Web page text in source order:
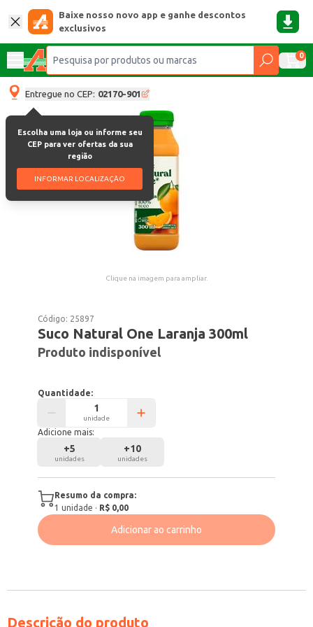
Baixe nosso novo app e ganhe descontos
exclusivos
0
Entregue no CEP: 02170-901
Escolha uma loja ou informe seu
CEP para ver ofertas da sua
região
INFORMAR LOCALIZAÇÃO
Clique na imagem para ampliar.
Código: 25897
Suco Natural One Laranja 300ml
Produto indisponível
Quantidade:
unidade
Adicione mais:
+5
unidades
+10
unidades
Resumo da compra:
1 unidade · R$ 0,00
Adicionar ao carrinho
Descrição do produto